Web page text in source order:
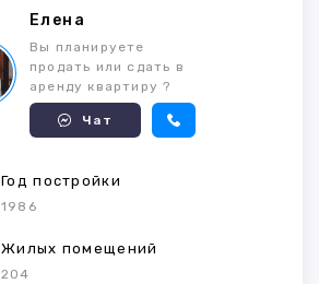
Елена
Вы планируете
продать или сдать в
аренду квартиру ?
Чат
Год постройки
1986
Жилых помещений
204